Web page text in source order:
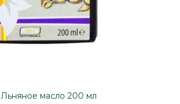
Льняное масло 200 мл